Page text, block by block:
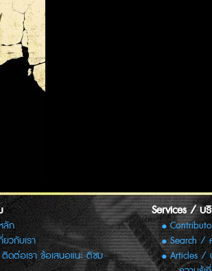
ลัก
วกับเรา
ดต่อเรา ข้อเสนอแนะ ติชม
Services / บ
Search /
Articles /